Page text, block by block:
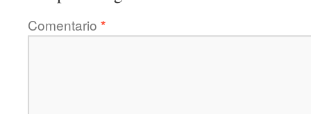
Comentario *